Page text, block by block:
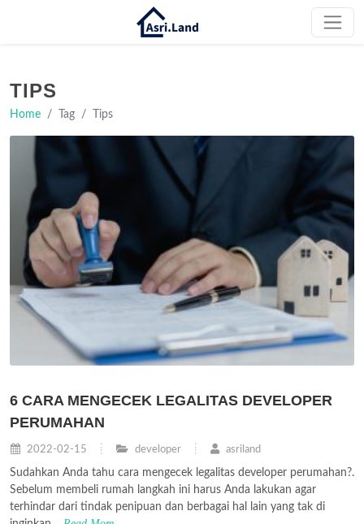
TIPS
Home Tag Tips
6 CARA MENGECEK LEGALITAS DEVELOPER
PERUMAHAN
2022-02-15 developer asriland
Sudahkan Anda tahu cara mengecek legalitas developer perumahan?.
Sebelum membeli rumah langkah ini harus Anda lakukan agar
terhindar dari tindak penipuan dan berbagai hal lain yang tak di